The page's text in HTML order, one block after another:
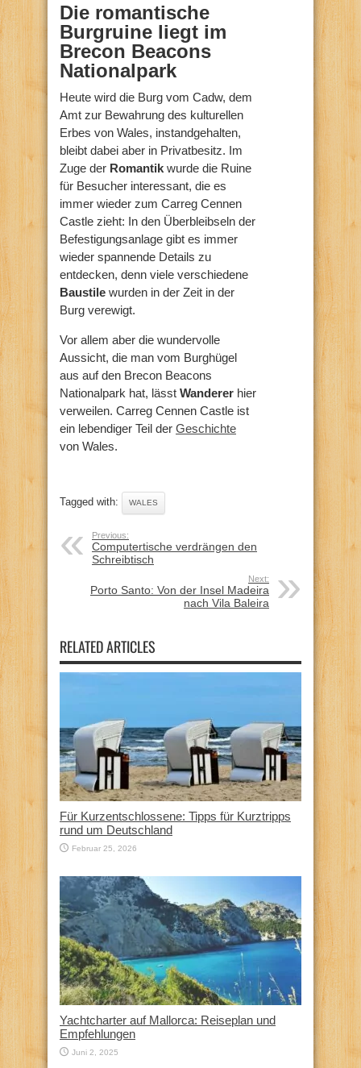
Die romantische
Burgruine liegt im
Brecon Beacons
Nationalpark
Heute wird die Burg vom Cadw, dem
Amt zur Bewahrung des kulturellen
Erbes von Wales, instandgehalten,
bleibt dabei aber in Privatbesitz. Im
Zuge der Romantik wurde die Ruine
für Besucher interessant, die es
immer wieder zum Carreg Cennen
Castle zieht: In den Überbleibseln der
Befestigungsanlage gibt es immer
wieder spannende Details zu
entdecken, denn viele verschiedene
Baustile wurden in der Zeit in der
Burg verewigt.
Vor allem aber die wundervolle
Aussicht, die man vom Burghügel
aus auf den Brecon Beacons
Nationalpark hat, lässt Wanderer hier
verweilen. Carreg Cennen Castle ist
ein lebendiger Teil der Geschichte
von Wales.
Tagged with: WALES
Previous:
Computertische verdrängen den
Schreibtisch
Next:
Porto Santo: Von der Insel Madeira
nach Vila Baleira
RELATED ARTICLES
Für Kurzentschlossene: Tipps für Kurztripps
rund um Deutschland
Februar 25, 2026
Yachtcharter auf Mallorca: Reiseplan und
Empfehlungen
Juni 2, 2025